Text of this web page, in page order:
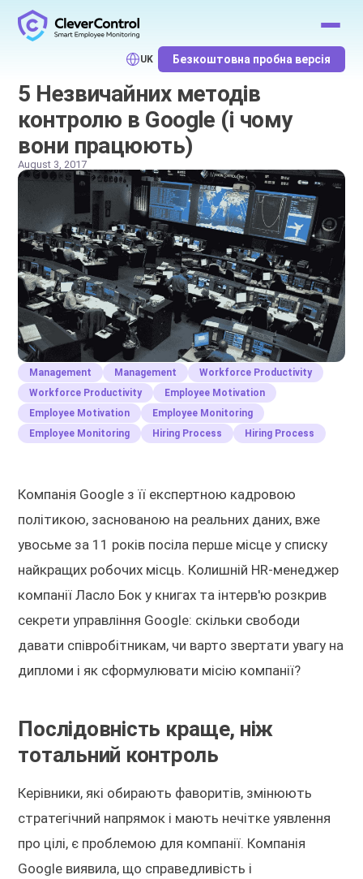
UK Безкоштовна пробна версія
5 Незвичайних методів
контролю в Google (і чому
вони працюють)
August 3, 2017
Management Management
Workforce Productivity
Workforce Productivity
Employee Motivation
Employee Motivation
Employee Monitoring
Employee Monitoring
Hiring Process Hiring Process
Компанія Google з її експертною кадровою
політикою, заснованою на реальних даних, вже
увосьме за 11 років посіла перше місце у списку
найкращих робочих місць. Колишній HR-менеджер
компанії Ласло Бок у книгах та інтерв'ю розкрив
секрети управління Google: скільки свободи
давати співробітникам, чи варто звертати увагу на
дипломи і як сформулювати місію компанії?
Послідовність краще, ніж
тотальний контроль
Керівники, які обирають фаворитів, змінюють
стратегічний напрямок і мають нечітке уявлення
про цілі, є проблемою для компанії. Компанія
Google виявила, що справедливість і